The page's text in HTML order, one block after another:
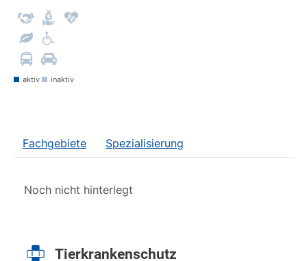
aktiv inaktiv
Fachgebiete Spezialisierung
Noch nicht hinterlegt
Tierkrankenschutz